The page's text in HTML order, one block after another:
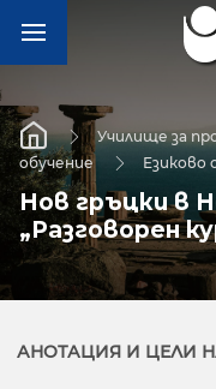
Училище за
обучение
Езиково
Нов гръцки в
„Разговорен
АНОТАЦИЯ И ЦЕЛИ